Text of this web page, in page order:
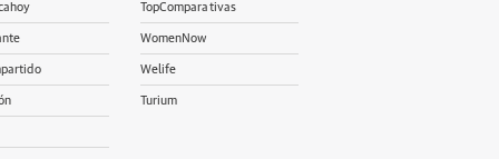
TopComparativas
WomenNow
Welife
Turium